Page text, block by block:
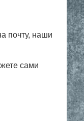
почту, наши
сами